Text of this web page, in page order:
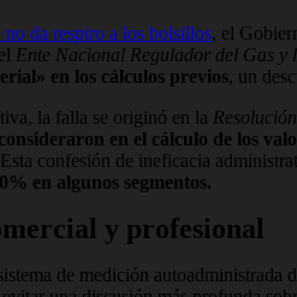
da respiro a los bolsillos, el
Ente Nacional Regulador del Gas y
en los cálculos previos, un
la falla se originó en la
en el cálculo de los
confesión de ineficacia
en algunos segmentos.
y profesional
de medición